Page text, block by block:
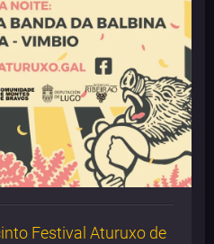
Festival Aturuxo de